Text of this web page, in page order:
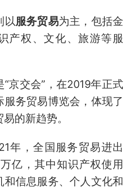
以服务贸易为主，包括金
产权、文化、旅游等服
京交会”，在2019年正式
服务贸易博览会，体现了
的新趋势。
年，全国服务贸易进出
亿，其中知识产权使用
和信息服务、个人文化和